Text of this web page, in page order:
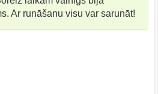
Ar runāšanu visu var sarunāt!